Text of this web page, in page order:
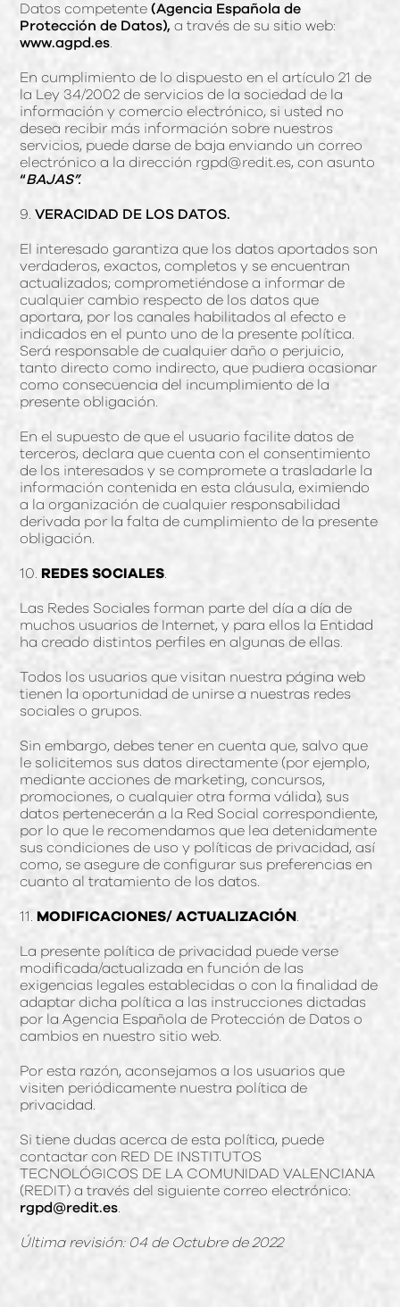
Datos competente(Agencia Española de
Protección de Datos), a través de su sitio web:
www.agpd.es
En cumplimiento de lo dispuesto en el artículo 21 de
la Ley 34/2002 de servicios de la sociedad de la
información y comercio electrónico, si usted no
desea recibir más información sobre nuestros
servicios, puede darse de baja enviando un correo
electrónico a la dirección rgpd@redit.es, con asunto
“BAJAS”.
9.VERACIDAD DE LOS DATOS.
El interesado garantiza que los datos aportados son
verdaderos, exactos, completos y se encuentran
actualizados; comprometiéndose a informar de
cualquier cambio respecto de los datos que
aportara, por los canales habilitados al efecto e
indicados en el punto uno de la presente política.
Será responsable de cualquier daño o perjuicio,
tanto directo como indirecto, que pudiera ocasionar
como consecuencia del incumplimiento de la
presente obligación.
En el supuesto de que el usuario facilite datos de
terceros, declara que cuenta con el consentimiento
de los interesados y se compromete a trasladarle la
información contenida en esta cláusula, eximiendo
a la organización de cualquier responsabilidad
derivada por la falta de cumplimiento de la presente
obligación.
10. REDES SOCIALES
Las Redes Sociales forman parte del día a día de
muchos usuarios de Internet, y para ellos la Entidad
ha creado distintos perfiles en algunas de ellas.
Todos los usuarios que visitan nuestra página web
tienen la oportunidad de unirse a nuestras redes
sociales o grupos.
Sin embargo, debes tener en cuenta que, salvo que
le solicitemos sus datos directamente (por ejemplo,
mediante acciones de marketing, concursos,
promociones, o cualquier otra forma válida), sus
datos pertenecerán a la Red Social correspondiente,
por lo que le recomendamos que lea detenidamente
sus condiciones de uso y políticas de privacidad, así
como, se asegure de configurar sus preferencias en
cuanto al tratamiento de los datos.
11. MODIFICACIONES/ ACTUALIZACIÓN
La presente política de privacidad puede verse
modificada/actualizada en función de las
exigencias legales establecidas o con la finalidad de
adaptar dicha política a las instrucciones dictadas
por la Agencia Española de Protección de Datos o
cambios en nuestro sitio web.
Por esta razón, aconsejamos a los usuarios que
visiten periódicamente nuestra política de
privacidad.
Si tiene dudas acerca de esta política, puede
contactar con RED DE INSTITUTOS
TECNOLÓGICOS DE LA COMUNIDAD VALENCIANA
(REDIT) a través del siguiente correo electrónico:
rgpd@redit.es
Última revisión: 04 de Octubre de 2022